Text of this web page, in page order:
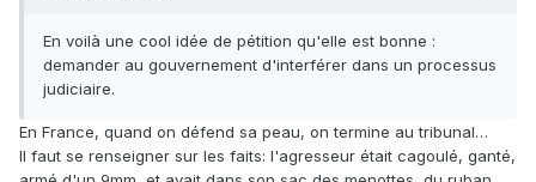
En voilà une cool idée de pétition qu'elle est bonne :
demander au gouvernement d'interférer dans un processus
judiciaire.
En France, quand on défend sa peau, on termine au tribunal…
Il faut se renseigner sur les faits: l'agresseur était cagoulé, ganté,